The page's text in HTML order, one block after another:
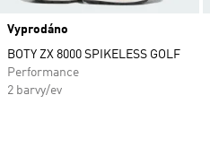
Vyprodáno
BOTY ZX 8000 SPIKELESS GOLF
Performance
2 barvy/ev